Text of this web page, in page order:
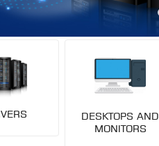
DESKTOPS AND
MONITORS